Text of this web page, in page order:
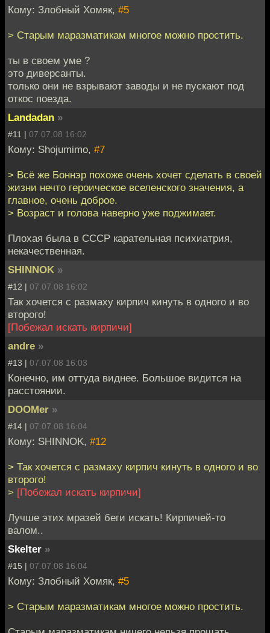
Кому: Злобный Хомяк, #5
> Старым маразматикам многое можно простить.
ты в своем уме ?
это диверсанты.
только они не взрывают заводы и не пускают под
откос поезда.
Landadan »
#11 | 07.07.08 16:02
Кому: Shojumimo, #7
> Всё же Боннэр похоже очень хочет сделать в своей
жизни нечто героическое вселенского значения, а
главное, очень доброе.
> Возраст и голова наверно уже поджимает.
Плохая была в СССР карательная психиатрия,
некачественная.
SHINNOK »
#12 | 07.07.08 16:02
Так хочется с размаху кирпич кинуть в одного и во
второго!
[Побежал искать кирпичи]
andre »
#13 | 07.07.08 16:03
Конечно, им оттуда виднее. Большое видится на
расстоянии.
DOOMer »
#14 | 07.07.08 16:04
Кому: SHINNOK, #12
> Так хочется с размаху кирпич кинуть в одного и во
второго!
> [Побежал искать кирпичи]
Лучше этих мразей беги искать! Кирпичей-то
валом..
Skelter »
#15 | 07.07.08 16:04
Кому: Злобный Хомяк, #5
> Старым маразматикам многое можно простить.